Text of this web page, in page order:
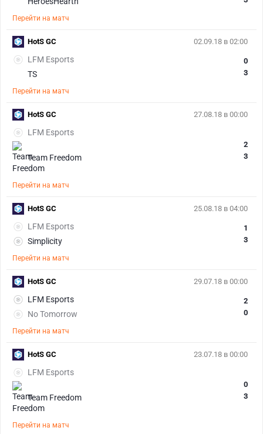
Перейти на матч
02.09.18 в 02:00
LFM Esports
TS
0
3
Перейти на матч
HotS GC
27.08.18 в 00:00
LFM Esports
Team Freedom
2
3
Перейти на матч
HotS GC
25.08.18 в 04:00
LFM Esports
Simplicity
1
3
Перейти на матч
HotS GC
29.07.18 в 00:00
LFM Esports
No Tomorrow
2
0
Перейти на матч
HotS GC
23.07.18 в 00:00
LFM Esports
Team Freedom
0
3
Перейти на матч
HotS GC